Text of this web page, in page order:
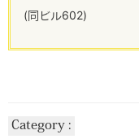
(同ビル602)
Category